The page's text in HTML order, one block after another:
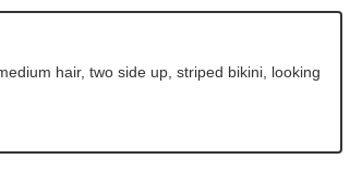
hair, two side up, striped bikini, looking